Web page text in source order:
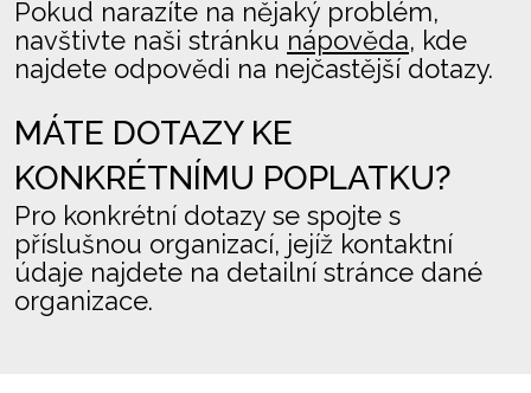
Pokud narazíte na nějaký problém,
navštivte naši stránku nápověda, kde
najdete odpovědi na nejčastější dotazy.
MÁTE DOTAZY KE
KONKRÉTNÍMU POPLATKU?
Pro konkrétní dotazy se spojte s
příslušnou organizací, jejíž kontaktní
údaje najdete na detailní stránce dané
organizace.